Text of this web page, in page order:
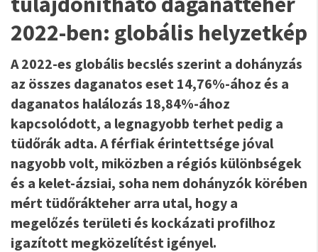
2022-ben: globális helyzetkép
A 2022-es globális becslés szerint a dohányzás
az összes daganatos eset 14,76%-ához és a
daganatos halálozás 18,84%-ához
kapcsolódott, a legnagyobb terhet pedig a
tüdőrák adta. A férfiak érintettsége jóval
nagyobb volt, miközben a régiós különbségek
és a kelet-ázsiai, soha nem dohányzók körében
mért tüdőrákteher arra utal, hogy a
megelőzés területi és kockázati profilhoz
igazított megközelítést igényel.